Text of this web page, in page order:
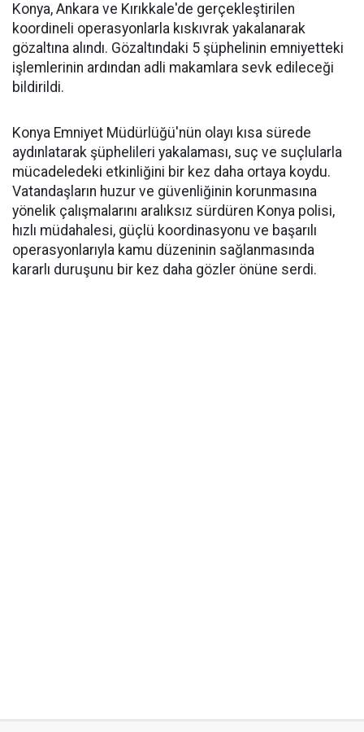
Konya, Ankara ve Kırıkkale'de gerçekleştirilen
koordineli operasyonlarla kıskıvrak yakalanarak
gözaltına alındı. Gözaltındaki 5 şüphelinin emniyetteki
işlemlerinin ardından adli makamlara sevk edileceği
bildirildi.
Konya Emniyet Müdürlüğü'nün olayı kısa sürede
aydınlatarak şüphelileri yakalaması, suç ve suçlularla
mücadeledeki etkinliğini bir kez daha ortaya koydu.
Vatandaşların huzur ve güvenliğinin korunmasına
yönelik çalışmalarını aralıksız sürdüren Konya polisi,
hızlı müdahalesi, güçlü koordinasyonu ve başarılı
operasyonlarıyla kamu düzeninin sağlanmasında
kararlı duruşunu bir kez daha gözler önüne serdi.